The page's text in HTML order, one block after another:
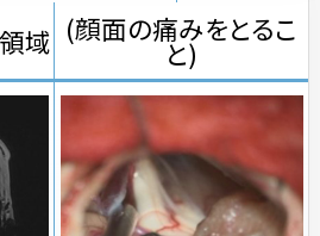
域 (顔面の痛みをとるこ
と)